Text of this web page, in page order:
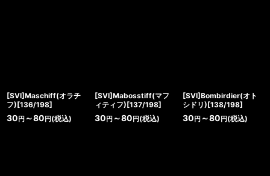
[SVI]Maschiff(オラチ
フ)[136/198]
30 円 ～80 円 (税込)
[SVI]Mabosstiff(マフ
ィティフ)[137/198]
30 円～80 円(税込)
[SVI]Bombirdier(オト
シドリ)[138/198]
30 円～80 円(税込)